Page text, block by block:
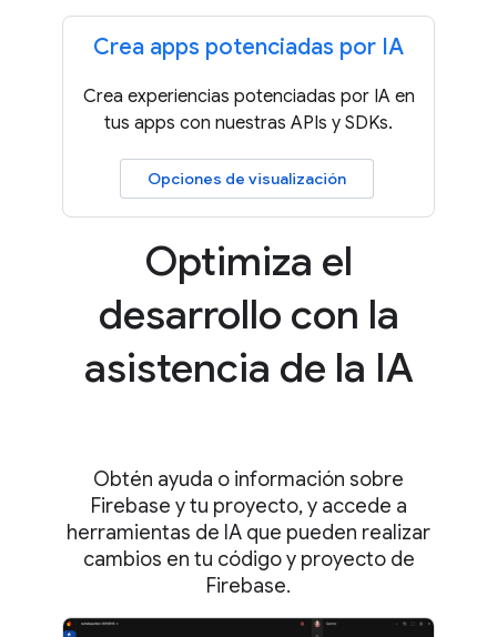
Crea apps potenciadas por IA
Crea experiencias potenciadas por IA en
tus apps con nuestras APIs y SDKs.
Opciones de visualización
Optimiza el
desarrollo con la
asistencia de la IA
Obtén ayuda o información sobre
Firebase y tu proyecto, y accede a
herramientas de IA que pueden realizar
cambios en tu código y proyecto de
Firebase.